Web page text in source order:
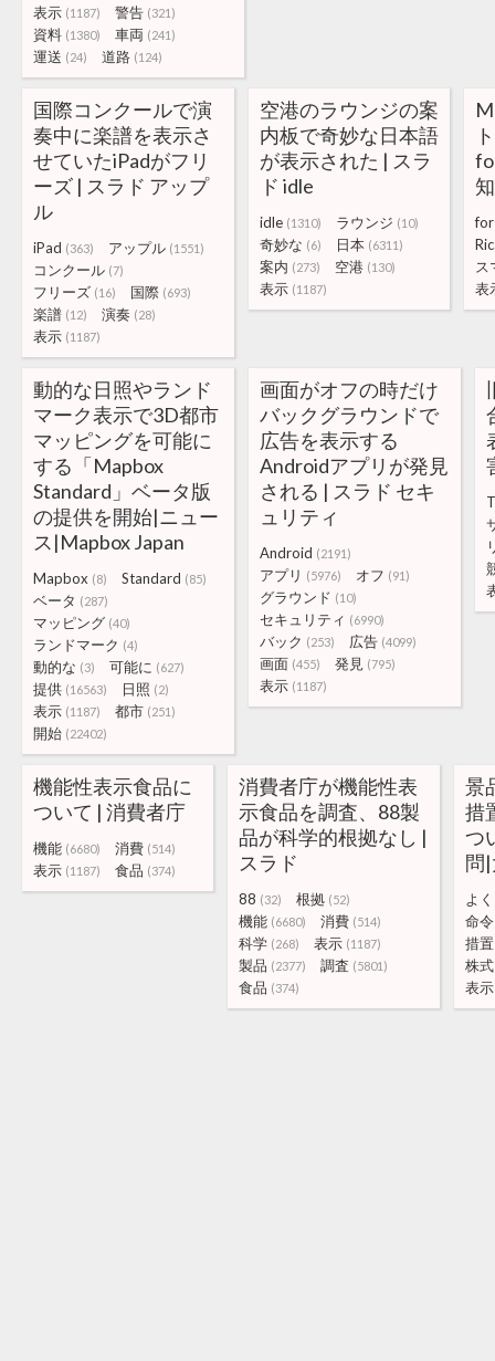
表示 (1187) 警告 (321)
資料 (1380) 車両 (241)
運送 (24) 道路 (124)
国際コンクールで演
奏中に楽譜を表示さ
せていたiPadがフリ
ーズ | スラド アップ
ル
iPad (363) アップル (1551)
コンクール (7)
フリーズ (16) 国際 (693)
楽譜 (12) 演奏 (28)
表示 (1187)
空港のラウンジの案
内板で奇妙な日本語
が表示された | スラ
ド idle
idle (1310) ラウンジ (10)
奇妙な (6) 日本 (6311)
案内 (273) 空港 (130)
表示 (1187)
for
ス
表
動的な日照やランド
マーク表示で3D都市
マッピングを可能に
する「Mapbox
Standard」ベータ版
の提供を開始|ニュー
ス|Mapbox Japan
Mapbox (8) Standard (85)
ベータ (287)
マッピング (40)
ランドマーク (4)
動的な (3) 可能に (627)
提供 (16563) 日照 (2)
表示 (1187) 都市 (251)
開始 (22402)
画面がオフの時だけ
バックグラウンドで
広告を表示する
Androidアプリが発見
される | スラド セキ
ュリティ
Android (2191)
アプリ (5976) オフ (91)
グラウンド (10)
セキュリティ (6990)
バック (253) 広告 (4099)
画面 (455) 発見 (795)
表示 (1187)
機能性表示食品に
ついて | 消費者庁
機能 (6680) 消費 (514)
表示 (1187) 食品 (374)
消費者庁が機能性表
示食品を調査、88製
品が科学的根拠なし |
スラド
88 (32) 根拠 (52)
機能 (6680) 消費 (514)
科学 (268) 表示 (1187)
製品 (2377) 調査 (5801)
食品 (374)
景
措
つ
問
よく
命令
措置
株式
表示